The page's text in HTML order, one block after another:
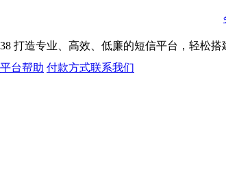
打造专业、高效、低廉的短信平台，轻松搭
平台帮助 付款方式联系我们